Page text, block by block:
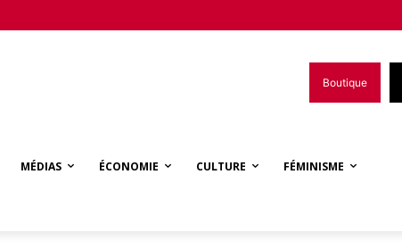
Boutique
MÉDIAS ÉCONOMIE CULTURE FÉMINISME